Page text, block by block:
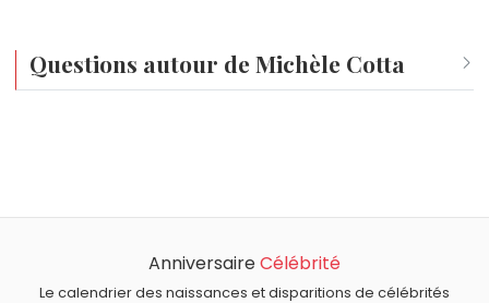
Questions autour de Michèle Cotta
Jean-Pierre Elkabbach,Martine Allain-Regnault
Louis Servan-SchreiberetIvan Levaïsont nés en 1937.
Quels journalistes sont nés à Nice comme Michèle Cotta
AnniversaireCélébrité
Le calendrier des naissances et disparitions de célébrités